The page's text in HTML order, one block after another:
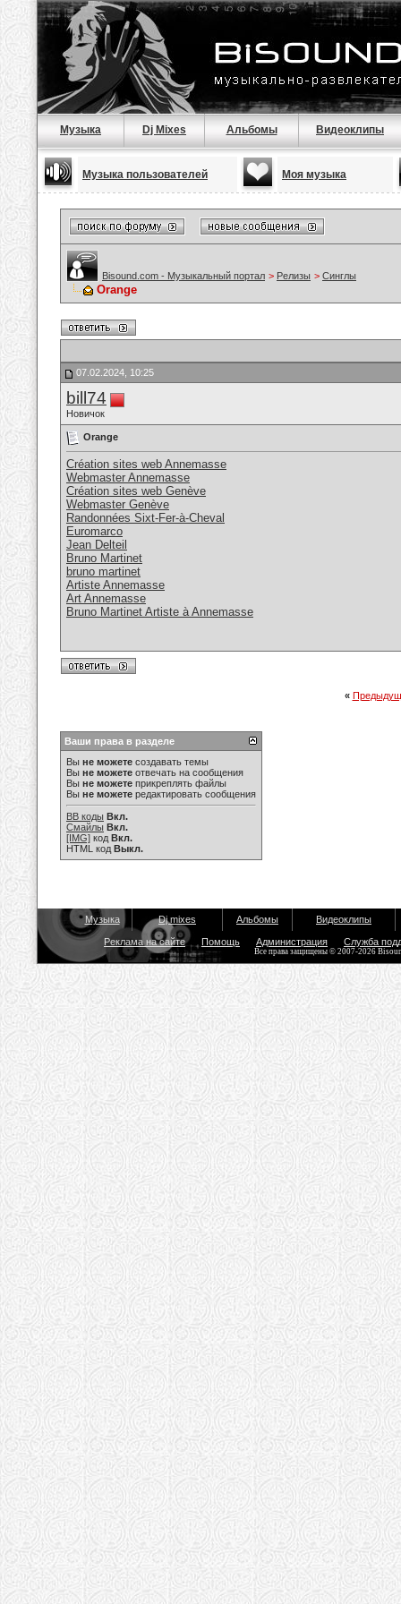
Музыка Dj Mixes Альбомы Видеоклипы
Музыка пользователей Моя музыка
Bisound.com - Музыкальный портал > Релизы > Синглы
Orange
07.02.2024, 10:25
bill74
Новичок
Orange
Création sites web Annemasse
Webmaster Annemasse
Création sites web Genève
Webmaster Genève
Randonnées Sixt-Fer-à-Cheval
Euromarco
Jean Delteil
Bruno Martinet
bruno martinet
Artiste Annemasse
Art Annemasse
Bruno Martinet Artiste à Annemasse
«
Ваши права в разделе
Вы не можете создавать темы
Вы не можете отвечать на сообщения
Вы не можете прикреплять файлы
Вы не можете редактировать сообщения
BB коды Вкл.
Смайлы Вкл.
[IMG] код Вкл.
HTML код Выкл.
Музыка Dj mixes Альбомы Видеоклипы
Реклама на сайте Помощь Администрация Служба
Все права защищены © 2007-2026